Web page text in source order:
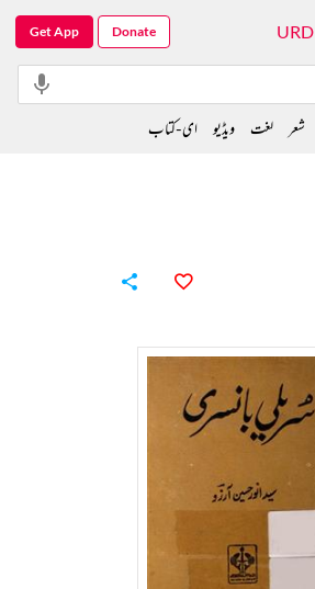
URD
Get App Donate
شعر لغت ویڈیو ای-کتاب